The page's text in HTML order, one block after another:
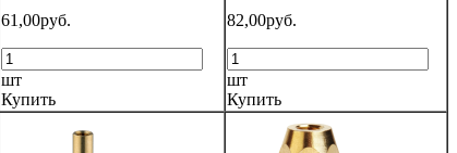
61,00руб.
шт
Купить
82,00руб.
шт
Купить